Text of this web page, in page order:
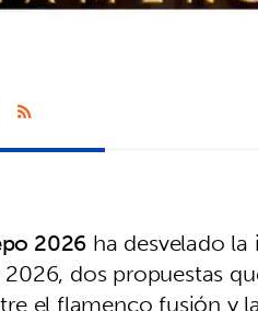
2026ha desvelado
dos propuestas